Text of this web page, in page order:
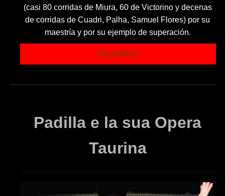
(casi 80 corridas de Miura, 60 de Victorino y decenas
de corridas de Cuadri, Palha, Samuel Flores) por su
maestría y por su ejemplo de superación.
Read More
Padilla e la sua Opera
Taurina